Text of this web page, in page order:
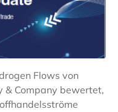
Flows von
& Company bewertet,